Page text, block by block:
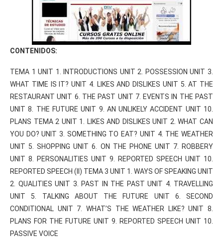
CONTENIDOS:
TEMA 1 UNIT 1. INTRODUCTIONS UNIT 2. POSSESSION UNIT 3.
WHAT TIME IS IT? UNIT 4. LIKES AND DISLIKES UNIT 5. AT THE
RESTAURANT UNIT 6. THE PAST UNIT 7. EVENTS IN THE PAST
UNIT 8. THE FUTURE UNIT 9. AN UNLIKELY ACCIDENT UNIT 10.
PLANS TEMA 2 UNIT 1. LIKES AND DISLIKES UNIT 2. WHAT CAN
YOU DO? UNIT 3. SOMETHING TO EAT? UNIT 4. THE WEATHER
UNIT 5. SHOPPING UNIT 6. ON THE PHONE UNIT 7. ROBBERY
UNIT 8. PERSONALITIES UNIT 9. REPORTED SPEECH UNIT 10.
REPORTED SPEECH (II) TEMA 3 UNIT 1. WAYS OF SPEAKING UNIT
2. QUALITIES UNIT 3. PAST IN THE PAST UNIT 4. TRAVELLING
UNIT 5. TALKING ABOUT THE FUTURE UNIT 6. SECOND
CONDITIONAL UNIT 7. WHAT’S THE WEATHER LIKE? UNIT 8.
PLANS FOR THE FUTURE UNIT 9. REPORTED SPEECH UNIT 10.
PASSIVE VOICE